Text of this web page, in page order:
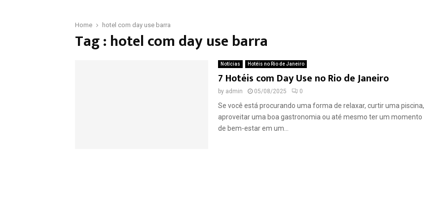
Home hotel com day use barra
Tag : hotel com day use barra
Notícias Hotéis no Rio de Janeiro
7 Hotéis com Day Use no Rio de Janeiro
by admin 05/08/2025 0
Se você está procurando uma forma de relaxar, curtir uma piscina,
aproveitar uma boa gastronomia ou até mesmo ter um momento
de bem-estar em um...